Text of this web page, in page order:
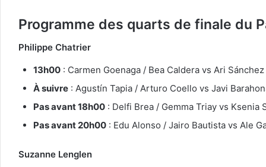
Programme des quarts de finale du
Philippe Chatrier
13h00 : Carmen Goenaga / Bea Caldera vs Ari
À suivre : Agustín Tapia / Arturo Coello vs Javi
Pas avant 18h00 : Delfi Brea / Gemma Triay vs Ksenia
Pas avant 20h00 : Edu Alonso / Jairo Bautista vs Ale
Suzanne Lenglen